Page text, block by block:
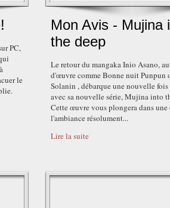
PC,
le
Mon Avis - Mujina
the deep
Le retour du mangaka Inio Asano,
d'œuvre comme Bonne nuit Punpun
Solanin , débarque une nouvelle fois
avec sa nouvelle série, Mujina into
Cette œuvre vous plongera dans
l'ambiance résolument...
Lire la suite